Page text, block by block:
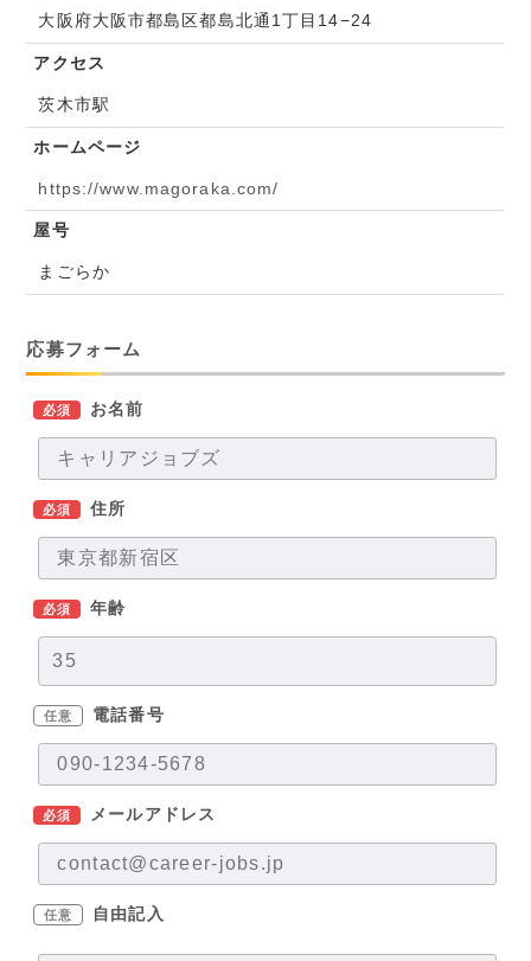
大阪府大阪市都島区都島北通1丁目14−24
アクセス
茨木市駅
ホームページ
https://www.magoraka.com/
屋号
まごらか
応募フォーム
必須 お名前
必須 住所
必須 年齢
任意 電話番号
必須 メールアドレス
任意 自由記入